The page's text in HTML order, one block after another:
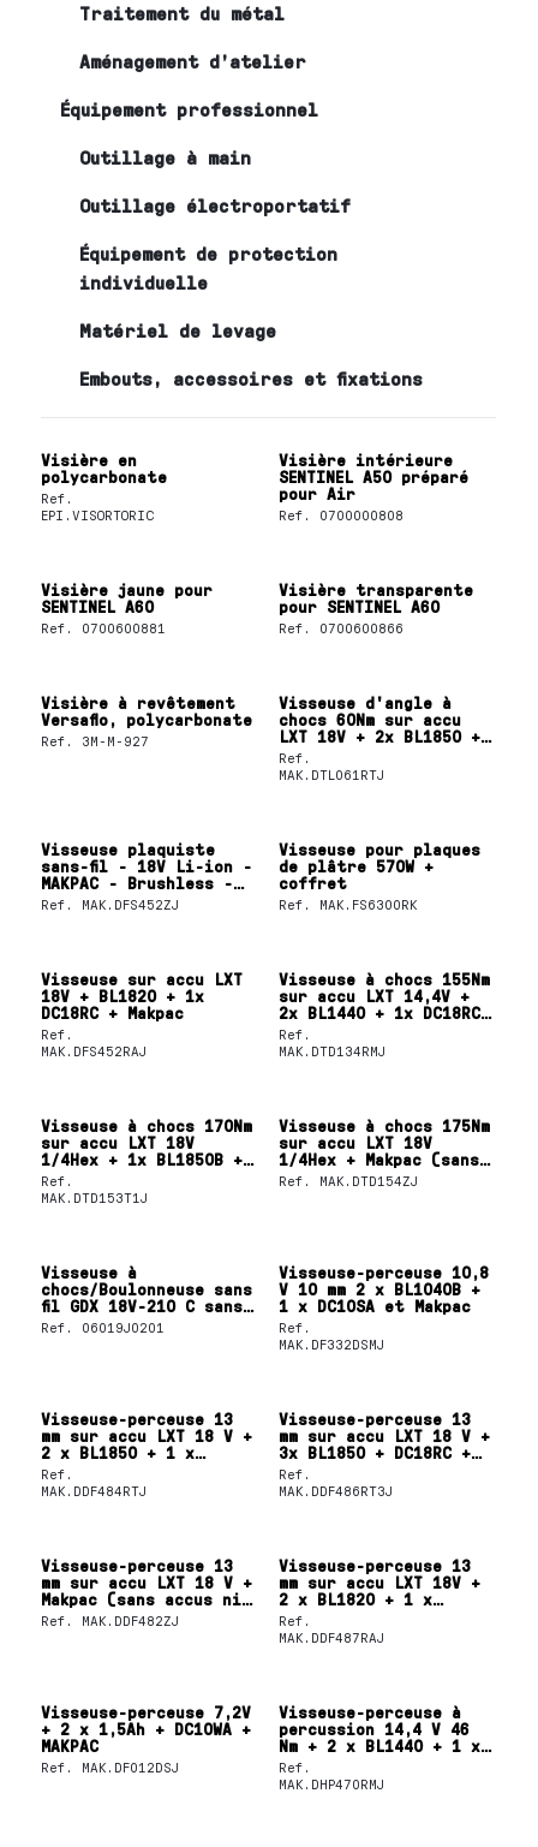
Traitement du métal
Aménagement d’atelier
Équipement professionnel
Outillage à main
Outillage électroportatif
Équipement de protection
individuelle
Matériel de levage
Embouts, accessoires et fixations
Visière en
polycarbonate
Ref.
EPI.VISORTORIC
Visière intérieure
SENTINEL A50 préparé
pour Air
Ref. 0700000808
Visière jaune pour
SENTINEL A60
Ref. 0700600881
Visière transparente
pour SENTINEL A60
Ref. 0700600866
Visière à revêtement
Versaflo, polycarbonate
Ref. 3M-M-927
Visseuse d'angle à
chocs 60Nm sur accu
LXT 18V + 2x BL1850 +
1x DC18RC + MAKPAC
Ref.
MAK.DTL061RTJ
Visseuse plaquiste
sans-fil - 18V Li-ion -
MAKPAC - Brushless -
Machine seule
Ref. MAK.DFS452ZJ
Visseuse pour plaques
de plâtre 570W +
coffret
Ref. MAK.FS6300RK
Visseuse sur accu LXT
18V + BL1820 + 1x
DC18RC + Makpac
Ref.
MAK.DFS452RAJ
Visseuse à chocs 155Nm
sur accu LXT 14,4V +
2x BL1440 + 1x DC18RC
+ Makpac
Ref.
MAK.DTD134RMJ
Visseuse à chocs 170Nm
sur accu LXT 18V
1/4Hex + 1x BL1850B +
Makpac
Ref.
MAK.DTD153T1J
Visseuse à chocs 175Nm
sur accu LXT 18V
1/4Hex + Makpac (sans
accus ni chargeur)
Ref. MAK.DTD154ZJ
Visseuse à
chocs/Boulonneuse sans
fil GDX 18V-210 C sans
chargeur et batterie -
BOSCH
Ref. 06019J0201
Visseuse-perceuse 10,8
V 10 mm 2 x BL1040B +
1 x DC10SA et Makpac
Ref.
MAK.DF332DSMJ
Visseuse-perceuse 13
mm sur accu LXT 18 V +
2 x BL1850 + 1 x
DC18RC + Makpac
Ref.
MAK.DDF484RTJ
Visseuse-perceuse 13
mm sur accu LXT 18 V +
3x BL1850 + DC18RC +
MAKPAC.
Ref.
MAK.DDF486RT3J
Visseuse-perceuse 13
mm sur accu LXT 18 V +
Makpac (sans accus ni
chargeur)
Ref. MAK.DDF482ZJ
Visseuse-perceuse 13
mm sur accu LXT 18V +
2 x BL1820 + 1 x
DC18RC + Makpac
Ref.
MAK.DDF487RAJ
Visseuse-perceuse 7,2V
+ 2 x 1,5Ah + DC10WA +
MAKPAC
Ref. MAK.DF012DSJ
Visseuse-perceuse à
percussion 14,4 V 46
Nm + 2 x BL1440 + 1 x
DC18RC Makpac
Ref.
MAK.DHP470RMJ